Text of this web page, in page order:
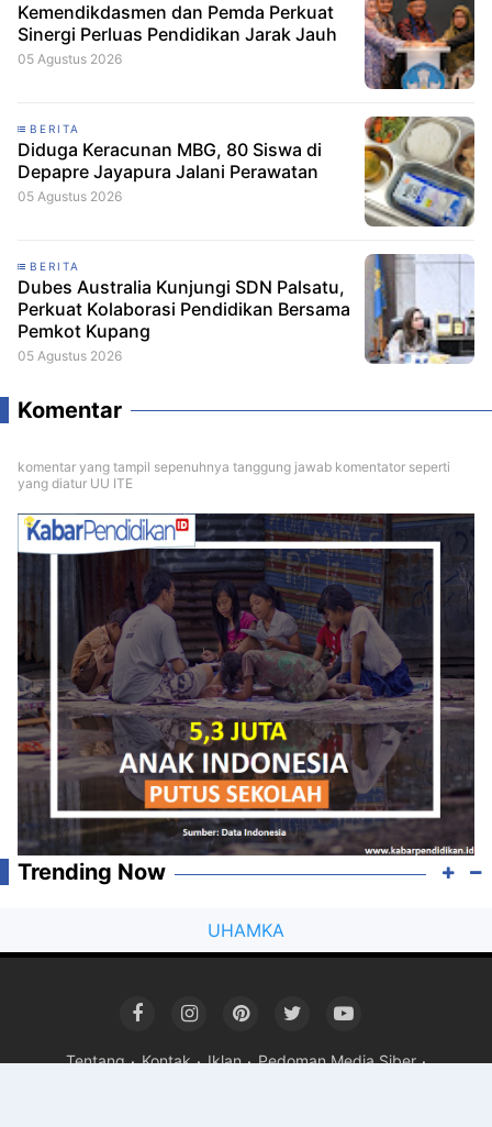
Kemendikdasmen dan Pemda Perkuat
Sinergi Perluas Pendidikan Jarak Jauh
05 Agustus 2026
BERITA
Diduga Keracunan MBG, 80 Siswa di
Depapre Jayapura Jalani Perawatan
05 Agustus 2026
BERITA
Dubes Australia Kunjungi SDN Palsatu,
Perkuat Kolaborasi Pendidikan Bersama
Pemkot Kupang
05 Agustus 2026
Komentar
komentar yang tampil sepenuhnya tanggung jawab komentator seperti
yang diatur UU ITE
Trending Now
UHAMKA
Tentang Kontak Iklan Pedoman Media Siber